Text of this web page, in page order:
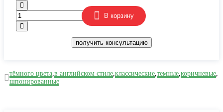
В корзину
получить консультацию
тёмного цвета,в английском стиле,классические,темные,коричневые,
шпонированные